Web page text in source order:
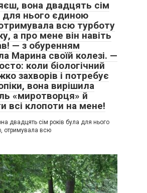
вона двадцять сім
для нього єдиною
всю турботу
а про мене він навіть
— з обуренням
Марина своїй колезі. —
коли біологічний
захворів і потребує
вона вирішила
«миротворця» й
всі клопоти на мене!
двадцять сім років була для нього
отримувала всю